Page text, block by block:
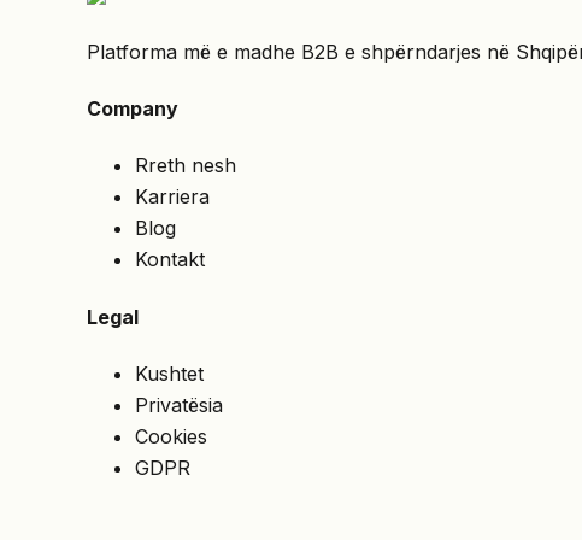
Platforma më e madhe B2B e shpërndarjes në
Company
Rreth nesh
Karriera
Blog
Kontakt
Legal
Kushtet
Privatësia
Cookies
GDPR